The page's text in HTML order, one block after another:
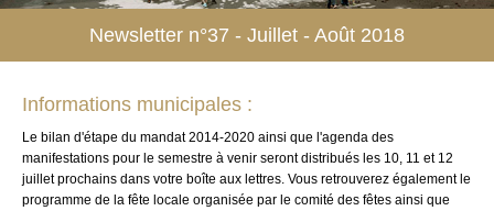
Newsletter n°37 - Juillet - Août 2018
Informations municipales :
Le bilan d'étape du mandat 2014-2020 ainsi que l'agenda des
manifestations pour le semestre à venir seront distribués les 10, 11 et 12
juillet prochains dans votre boîte aux lettres. Vous retrouverez également le
programme de la fête locale organisée par le comité des fêtes ainsi que